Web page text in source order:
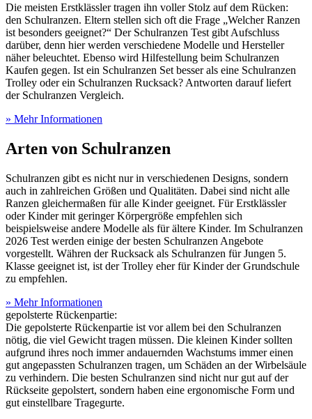
Die meisten Erstklässler tragen ihn voller Stolz auf dem Rücken:
den Schulranzen. Eltern stellen sich oft die Frage „Welcher Ranzen
ist besonders geeignet?“ Der Schulranzen Test gibt Aufschluss
darüber, denn hier werden verschiedene Modelle und Hersteller
näher beleuchtet. Ebenso wird Hilfestellung beim Schulranzen
Kaufen gegen. Ist ein Schulranzen Set besser als eine Schulranzen
Trolley oder ein Schulranzen Rucksack? Antworten darauf liefert
der Schulranzen Vergleich.
» Mehr Informationen
Arten von Schulranzen
Schulranzen gibt es nicht nur in verschiedenen Designs, sondern
auch in zahlreichen Größen und Qualitäten. Dabei sind nicht alle
Ranzen gleichermaßen für alle Kinder geeignet. Für Erstklässler
oder Kinder mit geringer Körpergröße empfehlen sich
beispielsweise andere Modelle als für ältere Kinder. Im Schulranzen
2026 Test werden einige der besten Schulranzen Angebote
vorgestellt. Währen der Rucksack als Schulranzen für Jungen 5.
Klasse geeignet ist, ist der Trolley eher für Kinder der Grundschule
zu empfehlen.
» Mehr Informationen
gepolsterte Rückenpartie:
Die gepolsterte Rückenpartie ist vor allem bei den Schulranzen
nötig, die viel Gewicht tragen müssen. Die kleinen Kinder sollten
aufgrund ihres noch immer andauernden Wachstums immer einen
gut angepassten Schulranzen tragen, um Schäden an der Wirbelsäule
zu verhindern. Die besten Schulranzen sind nicht nur gut auf der
Rückseite gepolstert, sondern haben eine ergonomische Form und
gut einstellbare Tragegurte.